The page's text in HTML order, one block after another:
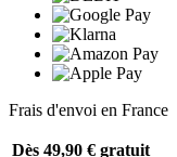
Frais d'envoi en France
Dès 49,90 € gratuit